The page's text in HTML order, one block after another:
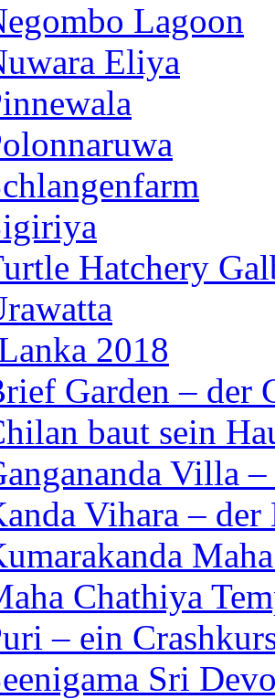
Lagoon
Eliya
Hatchery
2018
Garden – der
baut sein
Villa
Vihara –
Chathiya
– ein
Sri